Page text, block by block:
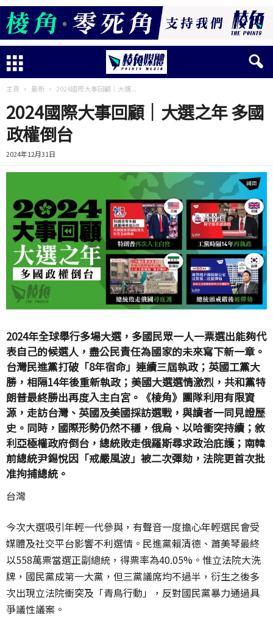
主頁 最新 2024國際大事回顧｜大選...
2024國際大事回顧｜大選之年 多國
政權倒台
2024年12月31日
2024年全球舉行多場大選，多國民眾一人一票選出能夠代
表自己的候選人，盡公民責任為國家的未來寫下新一章。
台灣民進黨打破「8年宿命」連續三屆執政；英國工黨大
勝，相隔14年後重新執政；美國大選選情激烈，共和黨特
朗普最終勝出再度入主白宮。《棱角》團隊利用有限資
源，走訪台灣、英國及美國採訪選戰，與讀者一同見證歷
史。同時，國際形勢仍然不穩，俄烏、以哈衝突持續；敘
利亞極權政府倒台，總統敗走俄羅斯尋求政治庇護；南韓
前總統尹錫悅因「戒嚴風波」被二次彈劾，法院更首次批
准拘捕總統。
台灣
今次大選吸引年輕一代參與，有聲音一度擔心年輕選民會受
媒體及社交平台影響不利選情。民進黨賴清德、蕭美琴最終
以558萬票當選正副總統，得票率為40.05%。惟立法院大洗
牌，國民黨成第一大黨，但三黨議席均不過半，衍生之後多
次出現立法院衝突及「青鳥行動」，反對國民黨暴力通過具
爭議性議案。